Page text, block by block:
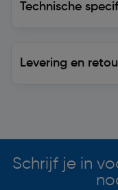
Technische
Levering en
Schrijf je in